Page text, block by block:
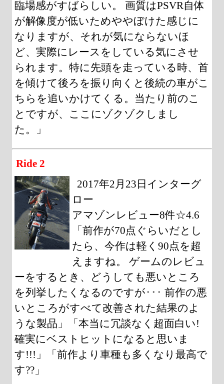
臨場感がすばらしい。 画質はPSVR自体
が解像度が低いためややぼけた感じに
なりますが、それが気にならないほ
ど、実際にレースをしている気にさせ
られます。特に先頭を走っている時、首
を傾けて後ろを振り向くと後続の車がこ
ちらを追いかけてくる。当たり前のこ
とですが、ここにゾクゾクしまし
た。」
Ride 2
2017年2月23日インターグ
ロー
アマゾンレビュー8件☆4.6
「前作が70点ぐらいだとし
たら、今作は軽く90点を超
えますね。 ゲームのレビュ
ーをするとき、どうしても悪いところ
を列挙したくなるのですが･･･ 前作の悪
いところがすべて改善された結果のよ
うな製品」「本当に冗談なく超面白い!
確実にベストヒットになると思いま
す!!!」「前作より車種も多くなり最高で
す??」